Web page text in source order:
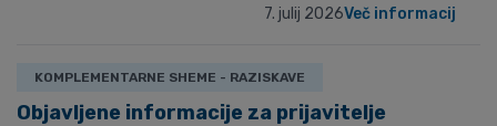
7. julij 2026Več informacij
KOMPLEMENTARNE SHEME - RAZISKAVE
Objavljene informacije za prijavitelje